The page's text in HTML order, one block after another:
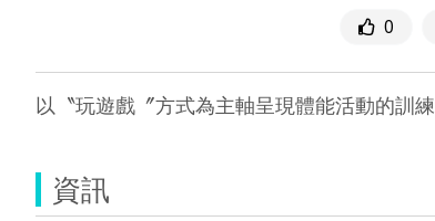
0
以〝玩遊戲〞方式為主軸呈現體能活動的訓練
資訊